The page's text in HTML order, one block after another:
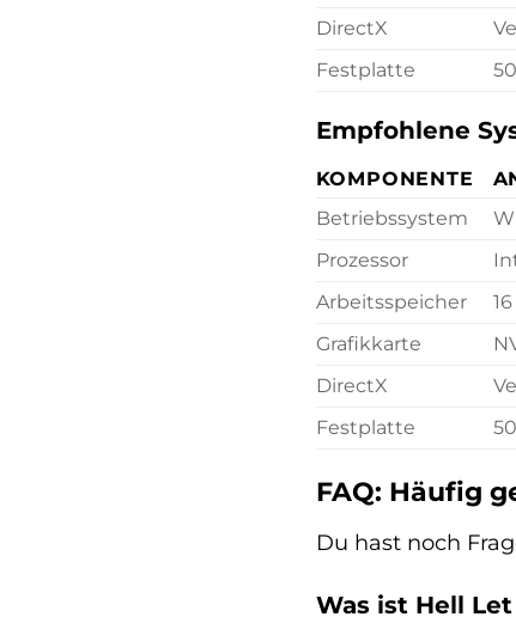
DirectX
Festplatte
Empfohlene
KOMPONENTE
Betriebssystem
Prozessor
Arbeitsspeicher
Grafikkarte
DirectX
Festplatte
FAQ: Häufig
Du hast noch
Was ist Hell Let